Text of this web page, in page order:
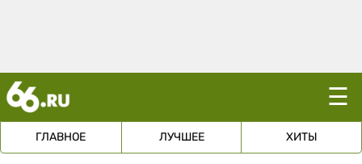
☰
ГЛАВНОЕ ЛУЧШЕЕ ХИТЫ